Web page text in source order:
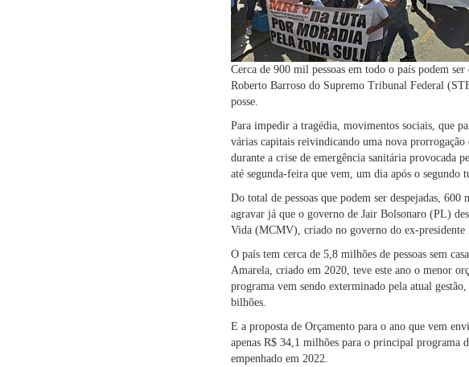
Cerca de 900 mil pessoas em todo o país podem
Roberto Barroso do Supremo Tribunal Federal
posse.
Para impedir a tragédia, movimentos sociais, que
várias capitais reivindicando uma nova
durante a crise de emergência sanitária provocada
até segunda-feira que vem, um dia após o segundo
Do total de pessoas que podem ser despejadas,
agravar já que o governo de Jair Bolsonaro (PL)
Vida (MCMV), criado no governo do ex-presidente
O país tem cerca de 5,8 milhões de pessoas sem
Amarela, criado em 2020, teve este ano o menor
programa vem sendo exterminado pela atual
bilhões.
E a proposta de Orçamento para o ano que vem
apenas R$ 34,1 milhões para o principal programa
empenhado em 2022.